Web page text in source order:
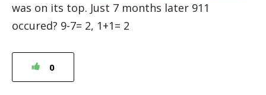
was on its top. Just 7 months later 911
occured? 9-7= 2, 1+1= 2
0